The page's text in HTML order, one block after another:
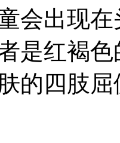
会出现
是红褐
的四肢